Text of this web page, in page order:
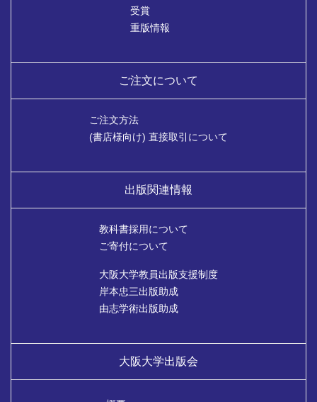
受賞
重版情報
ご注文について
ご注文方法
(書店様向け) 直接取引について
出版関連情報
教科書採用について
ご寄付について
大阪大学教員出版支援制度
岸本忠三出版助成
由志学術出版助成
大阪大学出版会